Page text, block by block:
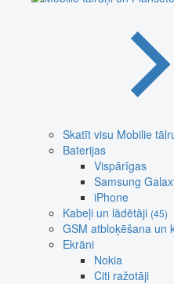
Skatīt visu Mobilie
Baterijas
Vispārīgas
Samsung
iPhone
Kabeļi un lādētāji (45)
GSM atbloķēšana un
Ekrāni
Nokia
Citi ražotāji